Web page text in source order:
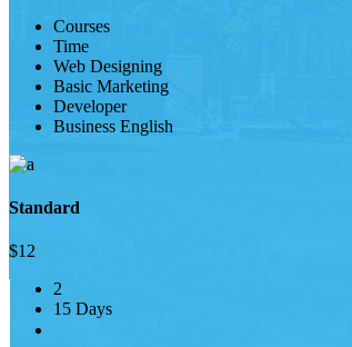
Courses
Time
Web Designing
Basic Marketing
Developer
Business English
Standard
$12
2
15 Days